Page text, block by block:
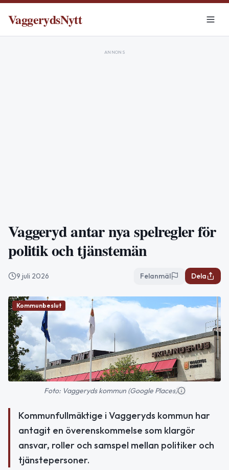
VaggerydsNytt
ANNONS
Vaggeryd antar nya spelregler för
politik och tjänstemän
9 juli 2026 Felanmäl Dela
Kommunbeslut
Foto: Vaggeryds kommun (Google Places)
Kommunfullmäktige i Vaggeryds kommun har
antagit en överenskommelse som klargör
ansvar, roller och samspel mellan politiker och
tjänstepersoner.